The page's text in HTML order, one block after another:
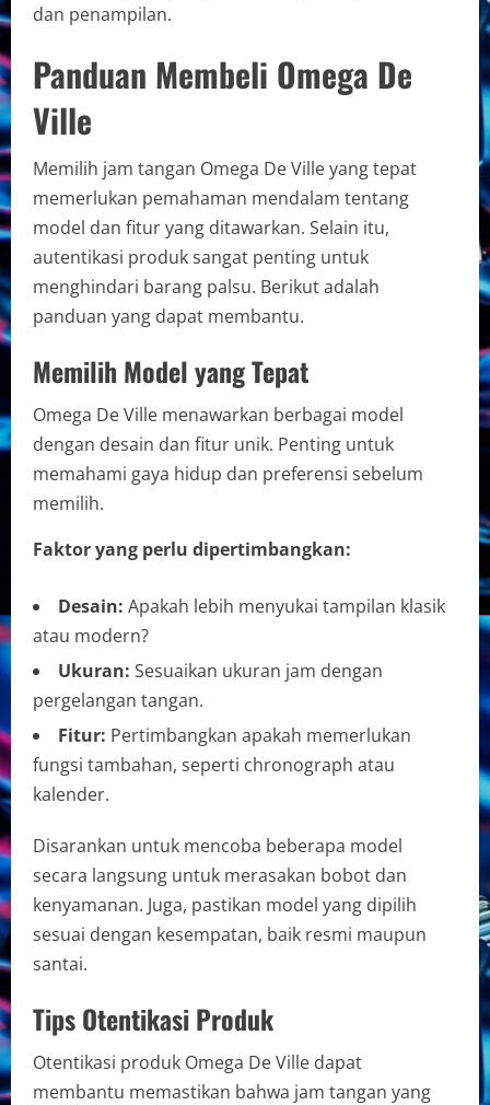
dan penampilan.
Panduan Membeli Omega De
Ville
Memilih jam tangan Omega De Ville yang tepat
memerlukan pemahaman mendalam tentang
model dan fitur yang ditawarkan. Selain itu,
autentikasi produk sangat penting untuk
menghindari barang palsu. Berikut adalah
panduan yang dapat membantu.
Memilih Model yang Tepat
Omega De Ville menawarkan berbagai model
dengan desain dan fitur unik. Penting untuk
memahami gaya hidup dan preferensi sebelum
memilih.
Faktor yang perlu dipertimbangkan:
Desain: Apakah lebih menyukai tampilan klasik
atau modern?
Ukuran: Sesuaikan ukuran jam dengan
pergelangan tangan.
Fitur: Pertimbangkan apakah memerlukan
fungsi tambahan, seperti chronograph atau
kalender.
Disarankan untuk mencoba beberapa model
secara langsung untuk merasakan bobot dan
kenyamanan. Juga, pastikan model yang dipilih
sesuai dengan kesempatan, baik resmi maupun
santai.
Tips Otentikasi Produk
Otentikasi produk Omega De Ville dapat
membantu memastikan bahwa jam tangan yang